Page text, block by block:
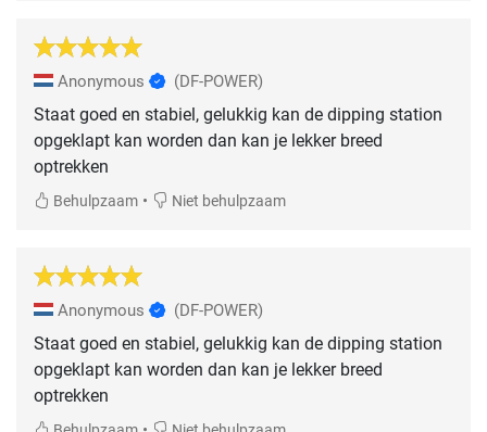
Anonymous (DF-POWER)
Staat goed en stabiel, gelukkig kan de dipping station
opgeklapt kan worden dan kan je lekker breed
optrekken
Behulpzaam • Niet behulpzaam
Anonymous (DF-POWER)
Staat goed en stabiel, gelukkig kan de dipping station
opgeklapt kan worden dan kan je lekker breed
optrekken